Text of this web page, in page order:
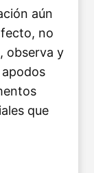
aún
no
observa y
que